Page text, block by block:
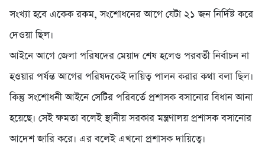
সংখ্যা হবে একেক রকম, সংশোধনের আগে যেটা ২১ জন নির্দিষ্ট করে
দেওয়া ছিল।
আইনে আগে জেলা পরিষদের মেয়াদ শেষ হলেও পরবর্তী নির্বাচন না
হওয়ার পর্যন্ত আগের পরিষদকেই দায়িত্ব পালন করার কথা বলা ছিল।
কিন্তু সংশোধনী আইনে সেটির পরিবর্তে প্রশাসক বসানোর বিধান আনা
হয়েছে। সেই ক্ষমতা বলেই স্থানীয় সরকার মন্ত্রণালয় প্রশাসক বসানোর
আদেশ জারি করে। এর বলেই এখনো প্রশাসক দায়িত্বে।